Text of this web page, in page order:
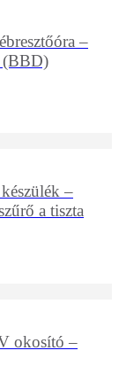
–
(BBD)
–
a tiszta
okosító –